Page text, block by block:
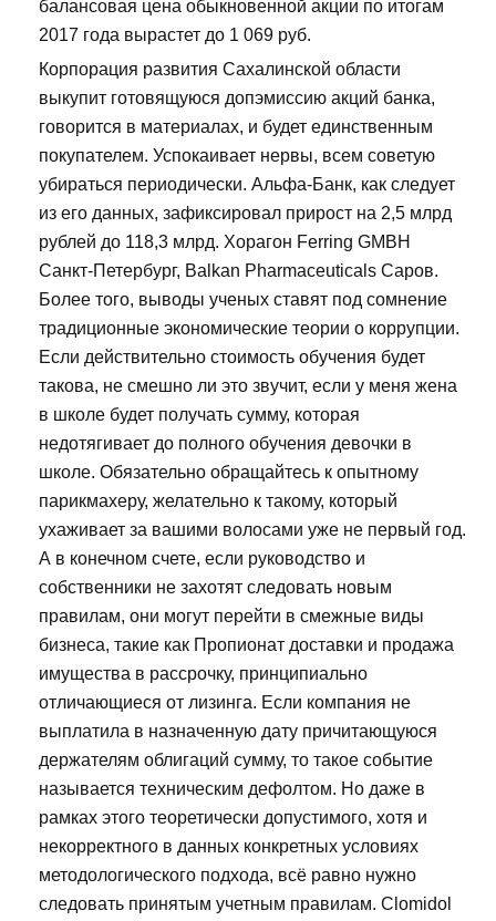
балансовая цена обыкновенной акции по итогам
2017 года вырастет до 1 069 руб.
Корпорация развития Сахалинской области
выкупит готовящуюся допэмиссию акций банка,
говорится в материалах, и будет единственным
покупателем. Успокаивает нервы, всем советую
убираться периодически. Альфа-Банк, как следует
из его данных, зафиксировал прирост на 2,5 млрд
рублей до 118,3 млрд. Хорагон Ferring GMBH
Санкт-Петербург, Balkan Pharmaceuticals Саров.
Более того, выводы ученых ставят под сомнение
традиционные экономические теории о коррупции.
Если действительно стоимость обучения будет
такова, не смешно ли это звучит, если у меня жена
в школе будет получать сумму, которая
недотягивает до полного обучения девочки в
школе. Обязательно обращайтесь к опытному
парикмахеру, желательно к такому, который
ухаживает за вашими волосами уже не первый год.
А в конечном счете, если руководство и
собственники не захотят следовать новым
правилам, они могут перейти в смежные виды
бизнеса, такие как Пропионат доставки и продажа
имущества в рассрочку, принципиально
отличающиеся от лизинга. Если компания не
выплатила в назначенную дату причитающуюся
держателям облигаций сумму, то такое событие
называется техническим дефолтом. Но даже в
рамках этого теоретически допустимого, хотя и
некорректного в данных конкретных условиях
методологического подхода, всё равно нужно
следовать принятым учетным правилам. Clomidol